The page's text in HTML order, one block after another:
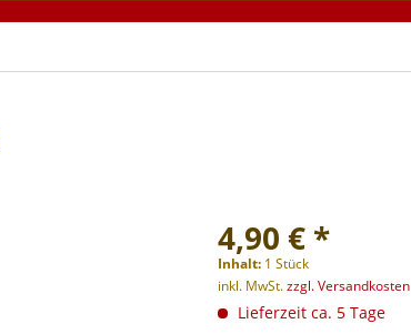
4,90 € *
Inhalt: 1 Stück
inkl. MwSt.zzgl. Versandkosten
Lieferzeit ca. 5 Tage